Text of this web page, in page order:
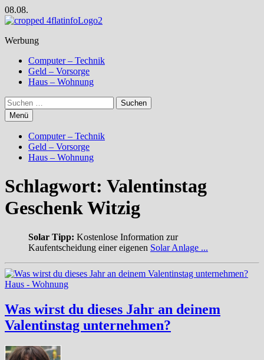
Zum
Inhalt
08.08.
Werbung
Computer – Technik
Geld – Vorsorge
Haus – Wohnung
Suchen
nach:
Menü
Computer – Technik
Geld – Vorsorge
Haus – Wohnung
Schlagwort: Valentinstag
Geschenk Witzig
Solar Tipp: Kostenlose Information zur
Kaufentscheidung einer eigenen Solar Anlage ...
Haus - Wohnung
Was wirst du dieses Jahr an deinem
Valentinstag unternehmen?